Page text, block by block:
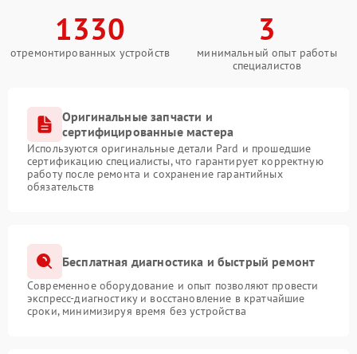
1330
отремонтированных устройств
3
минимальный опыт работы
специалистов
Оригинальные запчасти и
сертифицированные мастера
Используются оригинальные детали Pard и прошедшие
сертификацию специалисты, что гарантирует корректную
работу после ремонта и сохранение гарантийных
обязательств
Бесплатная диагностика и быстрый ремонт
Современное оборудование и опыт позволяют провести
экспресс-диагностику и восстановление в кратчайшие
сроки, минимизируя время без устройства